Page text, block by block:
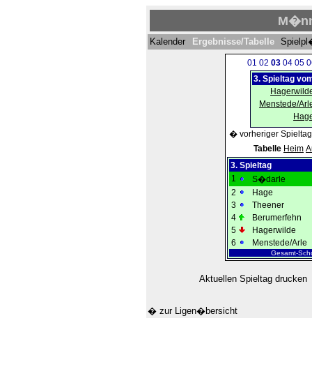
Kalender Ergebnisse/Tabelle
01 02 03 04 05
3. Spieltag
Menstede/
� vorheriger Spieltag
Tabelle Heim
3. Spieltag
1
S�darle
2
Hage
3
Theener
4
Berumerfehn
5
Hagerwilde
6
Menstede/Arle
Gesamt-
Aktuellen Spieltag drucken
� zur Ligen�bersicht